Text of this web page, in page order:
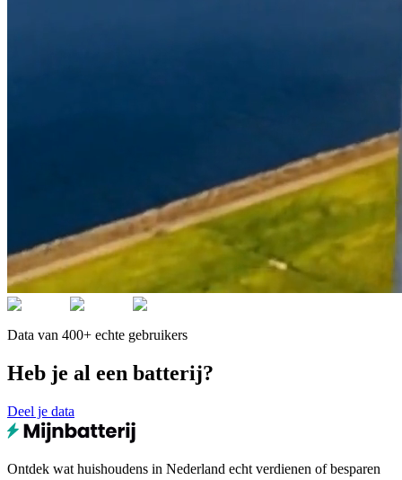
Data van 400+ echte gebruikers
Heb je al een batterij?
Deel je data
Ontdek wat huishoudens in Nederland echt verdienen of besparen